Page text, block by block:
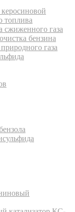
топлива
сжиженного газа
бензина
газа